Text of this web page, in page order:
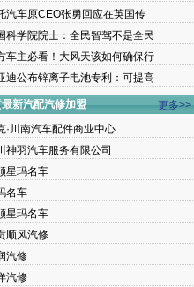
汽车原CEO张勇回应在英国传
科学院院士：全民智驾不是全民
车主必看！大风天该如何确保行
迪公布锌离子电池专利：可提高
新汽配汽修加盟
更多>>
·川南汽车配件商业中心
神羽汽车服务有限公司
星玛名车
名车
星玛名车
顺风汽修
汽修
汽修